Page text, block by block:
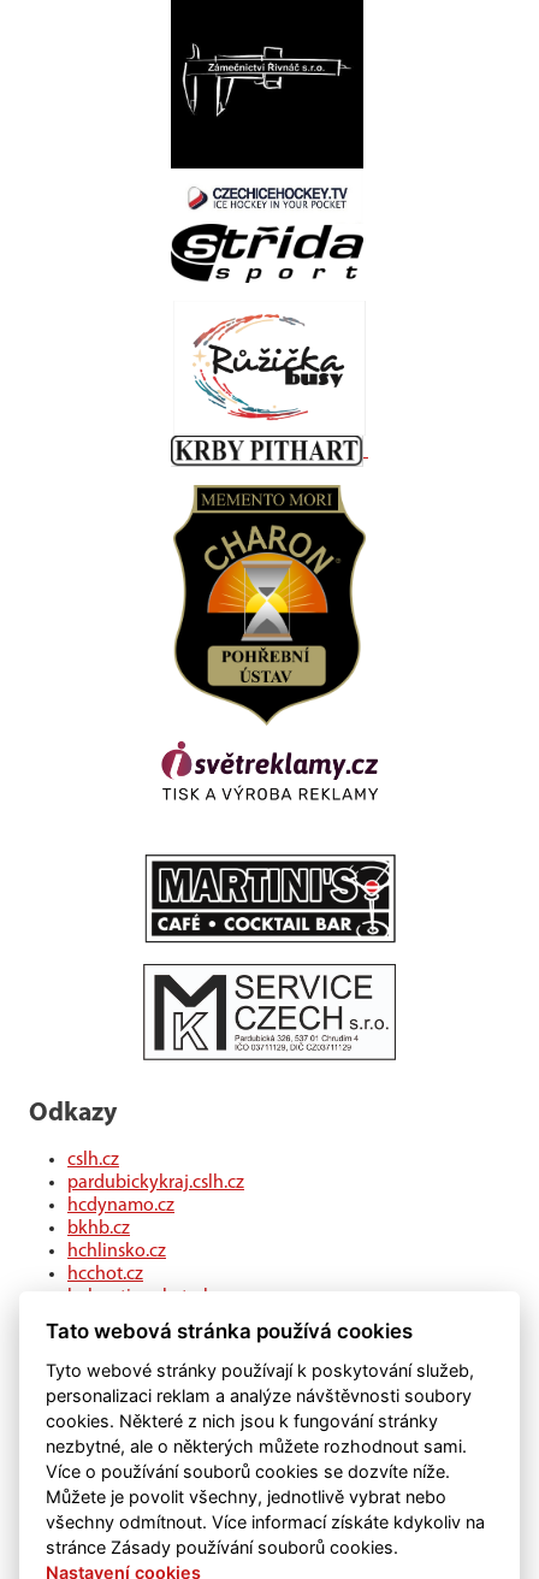
Odkazy
cslh.cz
pardubickykraj.cslh.cz
hcdynamo.cz
bkhb.cz
hchlinsko.cz
hcchot.cz
kohouti-ceskatrebova.cz
hcledec.cz
hclitomysl.cz
hcskutec.cz
hcslovan.com
hcchocen.cz
hcpolicka.com
hcsvetlans.cz
eSports.cz
klubweb.cz
onlajny.com
Tato webová stránka používá cookies
Tyto webové stránky používají k poskytování služeb,
personalizaci reklam a analýze návštěvnosti soubory
cookies. Některé z nich jsou k fungování stránky
nezbytné, ale o některých můžete rozhodnout sami.
Více o používání souborů cookies se dozvíte níže.
Můžete je povolit všechny, jednotlivě vybrat nebo
všechny odmítnout. Více informací získáte kdykoliv na
stránce Zásady používání souborů cookies.
Nastavení cookies